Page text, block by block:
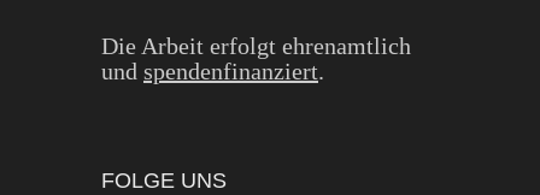
Die Arbeit erfolgt ehrenamtlich
und spendenfinanziert.
FOLGE UNS